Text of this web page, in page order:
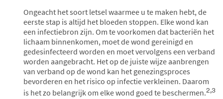
Ongeacht het soort letsel waarmee u te maken hebt, de
eerste stap is altijd het bloeden stoppen. Elke wond kan
een infectiebron zijn. Om te voorkomen dat bacteriën het
lichaam binnenkomen, moet de wond gereinigd en
gedesinfecteerd worden en moet vervolgens een verband
worden aangebracht. Het op de juiste wijze aanbrengen
van verband op de wond kan het genezingsproces
bevorderen en het risico op infectie verkleinen. Daarom
is het zo belangrijk om elke wond goed te beschermen.2,3